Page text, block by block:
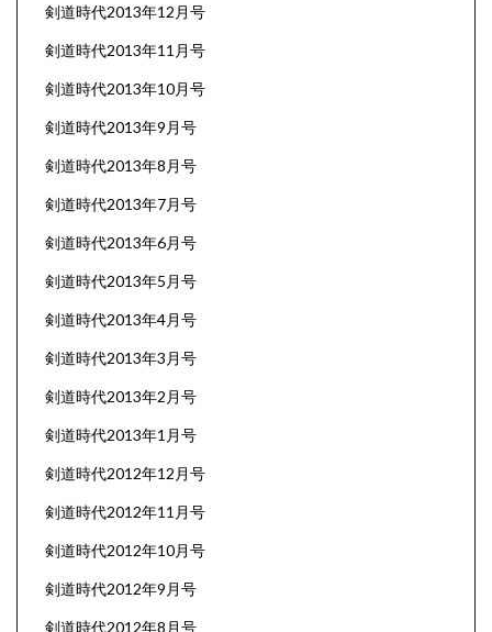
剣道時代2013年12月号
剣道時代2013年11月号
剣道時代2013年10月号
剣道時代2013年9月号
剣道時代2013年8月号
剣道時代2013年7月号
剣道時代2013年6月号
剣道時代2013年5月号
剣道時代2013年4月号
剣道時代2013年3月号
剣道時代2013年2月号
剣道時代2013年1月号
剣道時代2012年12月号
剣道時代2012年11月号
剣道時代2012年10月号
剣道時代2012年9月号
剣道時代2012年8月号